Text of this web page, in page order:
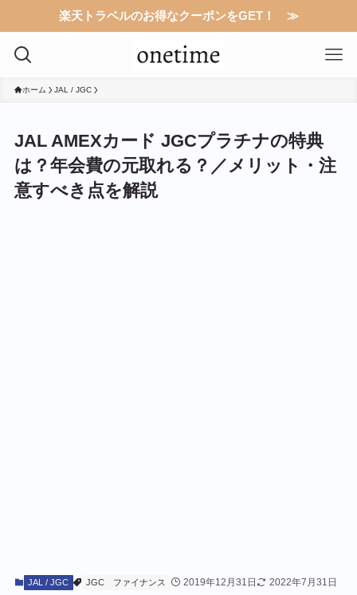
楽天トラベルのお得なクーポンをGET！ ≫
ホーム JAL / JGC
JAL AMEXカード JGCプラチナの特典
は？年会費の元取れる？／メリット・注
意すべき点を解説
JAL / JGC JGC ファイナンス 2019年12月31日 2022年7月31日